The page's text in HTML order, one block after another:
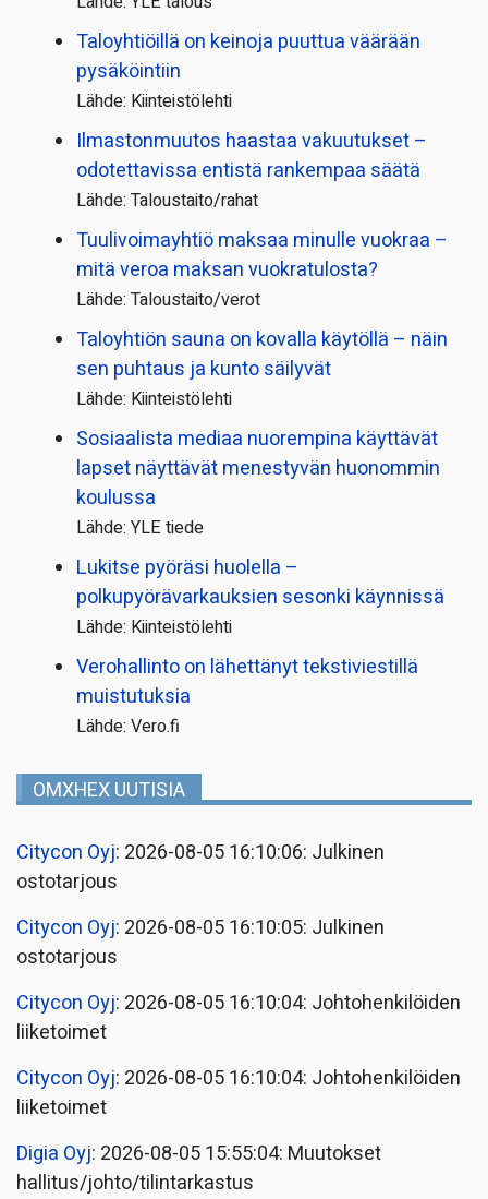
Taloyhtiöillä on keinoja puuttua väärään
pysäköintiin
Lähde: Kiinteistölehti
Ilmastonmuutos haastaa vakuutukset –
odotettavissa entistä rankempaa säätä
Lähde: Taloustaito/rahat
Tuulivoimayhtiö maksaa minulle vuokraa –
mitä veroa maksan vuokratulosta?
Lähde: Taloustaito/verot
Taloyhtiön sauna on kovalla käytöllä – näin
sen puhtaus ja kunto säilyvät
Lähde: Kiinteistölehti
Sosiaalista mediaa nuorempina käyttävät
lapset näyttävät menestyvän huonommin
koulussa
Lähde: YLE tiede
Lukitse pyöräsi huolella –
polkupyörävarkauksien sesonki käynnissä
Lähde: Kiinteistölehti
Verohallinto on lähettänyt tekstiviestillä
muistutuksia
Lähde: Vero.fi
OMXHEX UUTISIA
Citycon Oyj: 2026-08-05 16:10:06: Julkinen
ostotarjous
Citycon Oyj: 2026-08-05 16:10:05: Julkinen
ostotarjous
Citycon Oyj: 2026-08-05 16:10:04: Johtohenkilöiden
liiketoimet
Citycon Oyj: 2026-08-05 16:10:04: Johtohenkilöiden
liiketoimet
Digia Oyj: 2026-08-05 15:55:04: Muutokset
hallitus/johto/tilintarkastus